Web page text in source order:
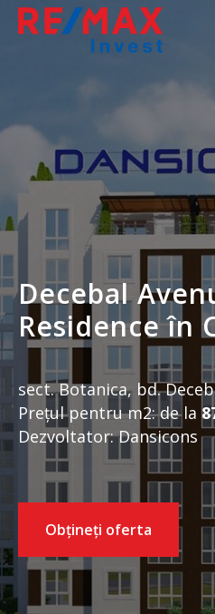
Decebal
Residence în
sect. Botanica, bd.
Prețul pentru m2: de la
Dezvoltator: Dansicons
Obțineți oferta